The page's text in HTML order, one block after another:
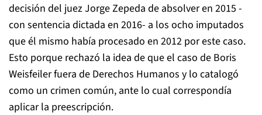
decisión del juez Jorge Zepeda de absolver en 2015 -
con sentencia dictada en 2016- a los ocho imputados
que él mismo había procesado en 2012 por este caso.
Esto porque rechazó la idea de que el caso de Boris
Weisfeiler fuera de Derechos Humanos y lo catalogó
como un crimen común, ante lo cual correspondía
aplicar la preescripción.